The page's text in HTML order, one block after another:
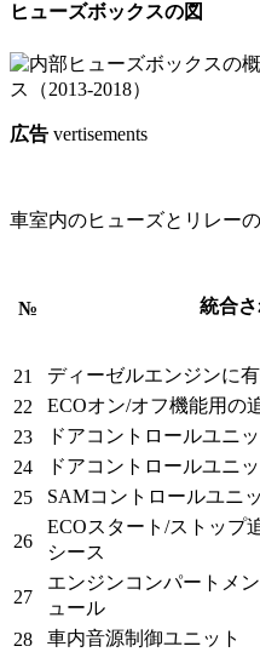
ヒューズボックスの図
広告 vertisements
車室内のヒューズとリレー
№ 統合
21
ディーゼルエンジンに
22
ECOオン/オフ機能用の
23
ドアコントロールユニ
24
ドアコントロールユニ
25
SAMコントロールユニ
26
ECOスタート/ストップ
シース
27
エンジンコンパートメ
ュール
28 車内音源制御ユニット